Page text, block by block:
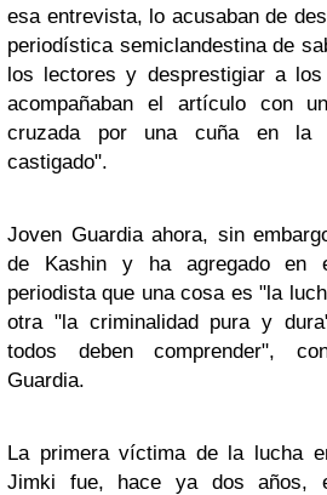
esa entrevista, lo acusaban de
periodística semiclandestina de
los lectores y desprestigiar a
acompañaban el artículo con
cruzada por una cuña en la
castigado".
Joven Guardia ahora, sin
de Kashin y ha agregado en
periodista que una cosa es "la
otra "la criminalidad pura y
todos deben comprender",
Guardia.
La primera víctima de la lucha
Jimki fue, hace ya dos años,